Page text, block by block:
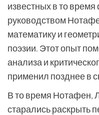
известных в то
руководством
математику и
поэзии. Этот опыт
анализа и
применил позднее в
В то время Нотафен,
старались раскрыть